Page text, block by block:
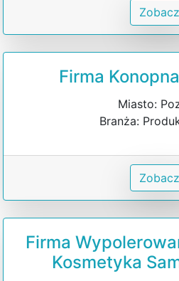
Zobacz
Firma
Miasto:
Branża:
Zobacz
Firma
Kosmetyka